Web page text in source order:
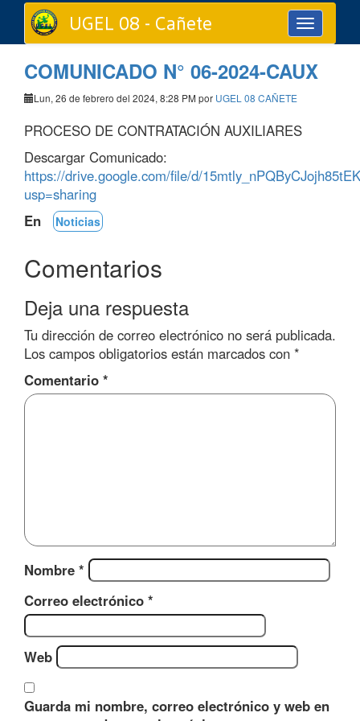
Toggle
navigation
UGEL 08 - Cañete
COMUNICADO N° 06-2024-CAUX
Lun, 26 de febrero del 2024, 8:28 PM por UGEL 08 CAÑETE
PROCESO DE CONTRATACIÓN AUXILIARES
Descargar Comunicado:
https://drive.google.com/file/d/
usp=sharing
En
Noticias
Comentarios
Deja una respuesta
Tu dirección de correo electrónico no será publicada.
Los campos obligatorios están marcados con *
Comentario *
Nombre *
Correo electrónico *
Web
Guarda mi nombre, correo electrónico y web en